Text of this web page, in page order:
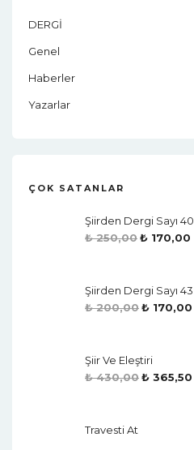
DERGİ
Genel
Haberler
Yazarlar
ÇOK SATANLAR
Şiirden Dergi Sayı 40
₺250,00₺ 170,00
Şiirden Dergi Sayı 43
₺200,00₺ 170,00
Şiir Ve Eleştiri
₺430,00₺ 365,50
Travesti At